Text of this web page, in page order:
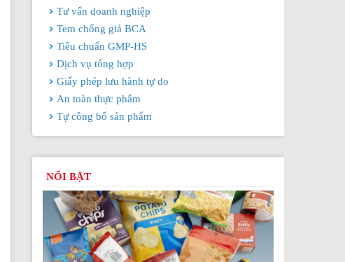
Tư vấn doanh nghiệp
Tem chống giả BCA
Tiêu chuẩn GMP-HS
Dịch vụ tổng hợp
Giấy phép lưu hành tự do
An toàn thực phẩm
Tự công bố sản phẩm
NỔI BẬT
Sửa đổi Luật Sở hữu trí tuệ: Chủ động, nghiêm túc
thực hiện các điều ước quốc tế
Hướng dẫn Kiểm nghiệm và tư vấn hồ sơ công bố
chất lượng sản phẩm 2022